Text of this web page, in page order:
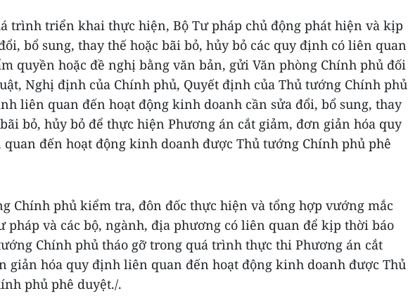
trình triển khai thực hiện, Bộ Tư pháp chủ động phát hiện và kịp
bổ sung, thay thế hoặc bãi bỏ, hủy bỏ các quy định có liên quan
quyền hoặc đề nghị bằng văn bản, gửi Văn phòng Chính phủ đối
Nghị định của Chính phủ, Quyết định của Thủ tướng Chính phủ
liên quan đến hoạt động kinh doanh cần sửa đổi, bổ sung, thay
bỏ, hủy bỏ để thực hiện Phương án cắt giảm, đơn giản hóa quy
đến hoạt động kinh doanh được Thủ tướng Chính phủ phê
Chính phủ kiểm tra, đôn đốc thực hiện và tổng hợp vướng mắc
pháp và các bộ, ngành, địa phương có liên quan để kịp thời báo
Chính phủ tháo gỡ trong quá trình thực thi Phương án cắt
giản hóa quy định liên quan đến hoạt động kinh doanh được Thủ
phủ phê duyệt./.